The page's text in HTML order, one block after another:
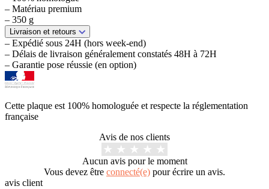
– Matériau premium
– 350 g
Livraison et retours
– Expédié sous 24H (hors week-end)
– Délais de livraison généralement constatés 48H à 72H
– Garantie pose réussie (en option)
Cette plaque est 100% homologuée et respecte la réglementation
française
Avis de nos clients
Aucun avis pour le moment
Vous devez être connecté(e) pour écrire un avis.
avis client